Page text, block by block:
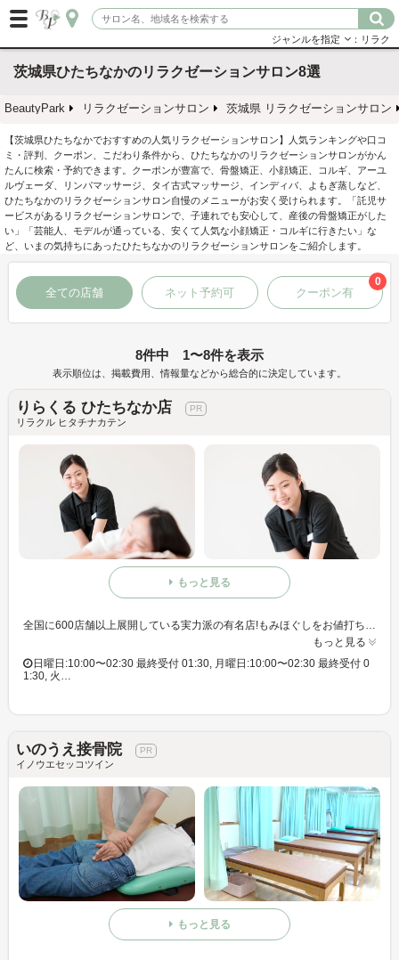
ジャンルを指定 ：リラク
茨城県ひたちなかのリラクゼーションサロン8選
BeautyPark リラクゼーションサロン 茨城県 リラクゼーションサロン
【茨城県ひたちなかでおすすめの人気リラクゼーションサロン】人気ランキングや口コ
ミ・評判、クーポン、こだわり条件から、ひたちなかのリラクゼーションサロンがかん
たんに検索・予約できます。クーポンが豊富で、骨盤矯正、小顔矯正、コルギ、アーユ
ルヴェーダ、リンパマッサージ、タイ古式マッサージ、インディバ、よもぎ蒸しなど、
ひたちなかのリラクゼーションサロン自慢のメニューがお安く受けられます。「託児サ
ービスがあるリラクゼーションサロンで、子連れでも安心して、産後の骨盤矯正がした
い」「芸能人、モデルが通っている、安くて人気な小顔矯正・コルギに行きたい」な
ど、いまの気持ちにあったひたちなかのリラクゼーションサロンをご紹介します。
全ての店舗 ネット予約可 クーポン有
0
8件中 1〜8件を表示
表示順位は、掲載費用、情報量などから総合的に決定しています。
りらくる ひたちなか店
リラクル ヒタチナカテン
もっと見る
全国に600店舗以上展開している実力派の有名店!もみほぐしをお値打ち価格で☆60分3,980円(りらくるアプリ会員価格3,600円)
もっと見る
日曜日:10:00〜02:30 最終受付 01:30, 月曜日:10:00〜02:30 最終受付 0
1:30, 火…
いのうえ接骨院
イノウエセッコツイン
もっと見る